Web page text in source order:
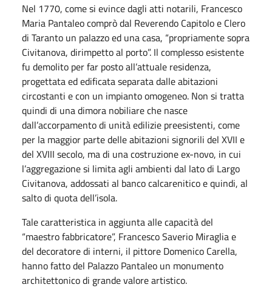
Nel 1770, come si evince dagli atti notarili, Francesco
Maria Pantaleo comprò dal Reverendo Capitolo e Clero
di Taranto un palazzo ed una casa, “propriamente sopra
Civitanova, dirimpetto al porto”. Il complesso esistente
fu demolito per far posto all’attuale residenza,
progettata ed edificata separata dalle abitazioni
circostanti e con un impianto omogeneo. Non si tratta
quindi di una dimora nobiliare che nasce
dall’accorpamento di unità edilizie preesistenti, come
per la maggior parte delle abitazioni signorili del XVII e
del XVIII secolo, ma di una costruzione ex-novo, in cui
l’aggregazione si limita agli ambienti dal lato di Largo
Civitanova, addossati al banco calcarenitico e quindi, al
salto di quota dell’isola.
Tale caratteristica in aggiunta alle capacità del
“maestro fabbricatore”, Francesco Saverio Miraglia e
del decoratore di interni, il pittore Domenico Carella,
hanno fatto del Palazzo Pantaleo un monumento
architettonico di grande valore artistico.